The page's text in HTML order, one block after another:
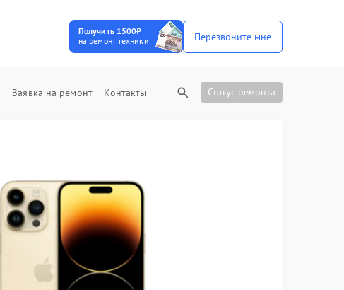
Получить 1500₽
на ремонт техники
Перезвоните мне
Заявка на ремонт Контакты Статус ремонта